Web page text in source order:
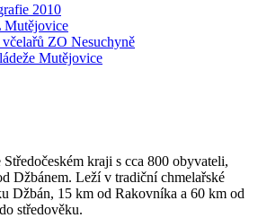
2010
ZO Nesuchyně
Mutějovice
kraji s cca 800 obyvateli,
Džbánem. Leží v tradiční chmelařské
Džbán, 15 km od Rakovníka a 60 km od
středověku.